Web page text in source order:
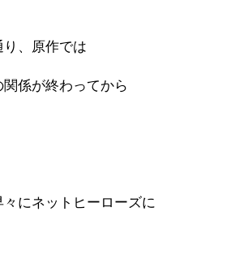
、原作では
係が終わってから
にネットヒーローズに